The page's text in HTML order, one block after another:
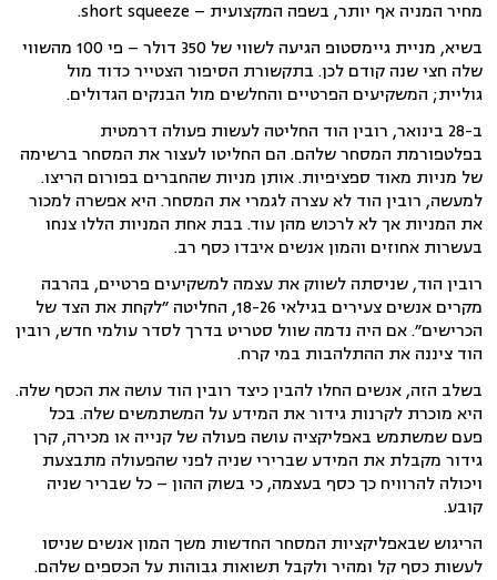
מחיר המניה אף יותר, בשפה המקצועית – short squeeze.
בשיא, מניית גיימסטופ הגיעה לשווי של 350 דולר – פי 100 מהשווי
שלה חצי שנה קודם לכן. בתקשורת הסיפור הצטייר כדוד מול
גוליית; המשקיעים הפרטיים והחלשים מול הבנקים הגדולים.
ב-28 בינואר, רובין הוד החליטה לעשות פעולה דרמטית
בפלטפורמת המסחר שלהם. הם החליטו לעצור את המסחר ברשימה
של מניות מאוד ספציפיות. אותן מניות שהחברים בפורום הריצו.
למעשה, רובין הוד לא עצרה לגמרי את המסחר. היא אפשרה למכור
את המניות אך לא לרכוש מהן עוד. בבת אחת המניות הללו צנחו
בעשרות אחוזים והמון אנשים איבדו כסף רב.
רובין הוד, שניסתה לשווק את עצמה למשקיעים פרטיים, בהרבה
מקרים אנשים צעירים בגילאי 18-26, החליטה ״לקחת את הצד של
הכרישים״. אם היה נדמה שוול סטריט בדרך לסדר עולמי חדש, רובין
הוד ציננה את ההתלהבות במי קרח.
בשלב הזה, אנשים החלו להבין כיצד רובין הוד עושה את הכסף שלה.
היא מוכרת לקרנות גידור את המידע על המשתמשים שלה. בכל
פעם שמשתמש באפליקציה עושה פעולה של קנייה או מכירה, קרן
גידור מקבלת את המידע שברירי שניה לפני שהפעולה מתבצעת
ויכולה להרוויח כך כסף בעצמה, כי בשוק ההון – כל שבריר שניה
קובע.
הריגוש שבאפליקציות המסחר החדשות משך המון אנשים שניסו
לעשות כסף קל ומהיר ולקבל תשואות גבוהות על הכספים שלהם.